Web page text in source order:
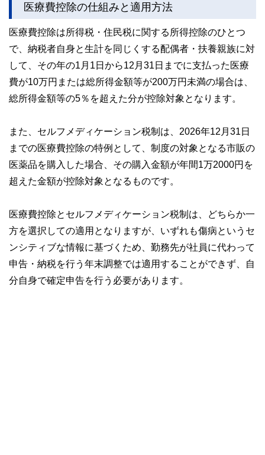
医療費控除の仕組みと適用方法
医療費控除は所得税・住民税に関する所得控除のひとつ
で、納税者自身と生計を同じくする配偶者・扶養親族に対
して、その年の1月1日から12月31日までに支払った医療
費が10万円または総所得金額等が200万円未満の場合は、
総所得金額等の5％を超えた分が控除対象となります。
また、セルフメディケーション税制は、2026年12月31日
までの医療費控除の特例として、制度の対象となる市販の
医薬品を購入した場合、その購入金額が年間1万2000円を
超えた金額が控除対象となるものです。
医療費控除とセルフメディケーション税制は、どちらか一
方を選択しての適用となりますが、いずれも傷病というセ
ンシティブな情報に基づくため、勤務先が社員に代わって
申告・納税を行う年末調整では適用することができず、自
分自身で確定申告を行う必要があります。